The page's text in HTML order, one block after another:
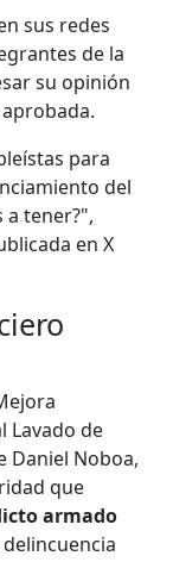
sus redes
de la
su opinión
para
del
a tener?",
en X
Lavado de
Daniel Noboa,
que
armado